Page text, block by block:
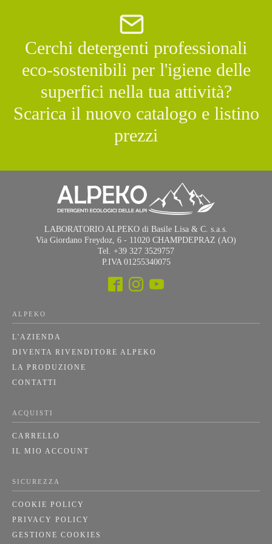
Cerchi detergenti professionali
eco-sostenibili per l'igiene delle
superfici nella tua attività?
Scarica il nuovo catalogo e listino
prezzi
LABORATORIO ALPEKO di Basile Lisa & C. s.a.s.
Via Giordano Freydoz, 6 - 11020 CHAMPDEPRAZ (AO)
Tel. +39 327 3529757
P.IVA 01255340075
ALPEKO
L'AZIENDA
DIVENTA RIVENDITORE ALPEKO
LA PRODUZIONE
CONTATTI
ACQUISTI
CARRELLO
IL MIO ACCOUNT
SICUREZZA
COOKIE POLICY
PRIVACY POLICY
GESTIONE COOKIES